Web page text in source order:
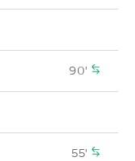
90'
55'